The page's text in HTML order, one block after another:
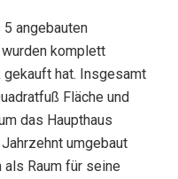
angebauten
wurden komplett
gekauft hat. Insgesamt
Fläche und
das Haupthaus
umgebaut
als Raum für seine